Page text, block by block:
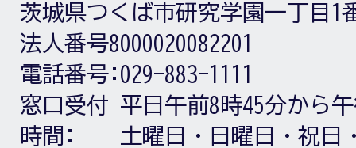
茨城県つくば市研究学園一丁目1
法人番号8000020082201
電話番号: 029-883-1111
窓口受付
時間:
平日午前8時45分から
土曜日・日曜日・祝日